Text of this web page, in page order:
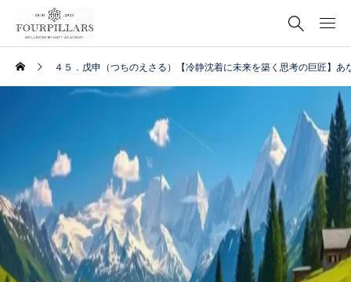
４５．戊申（つちのえさる）【冷静沈着に未来を築く思考の巨匠】